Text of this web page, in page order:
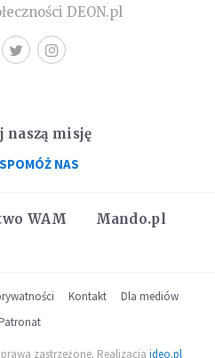
DEON.pl
WAM
Mando.pl
naszą misję
NAS
Kontakt
Dla mediów
zastrzeżone. Realizacja ideo.pl